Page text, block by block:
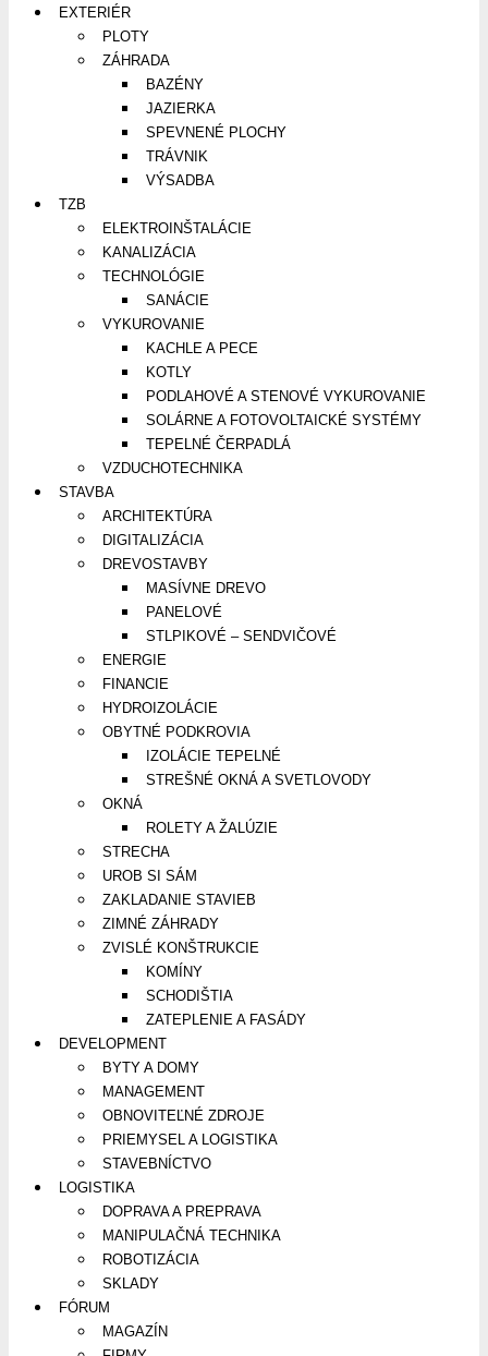
EXTERIÉR
PLOTY
ZÁHRADA
BAZÉNY
JAZIERKA
SPEVNENÉ PLOCHY
TRÁVNIK
VÝSADBA
TZB
ELEKTROINŠTALÁCIE
KANALIZÁCIA
TECHNOLÓGIE
SANÁCIE
VYKUROVANIE
KACHLE A PECE
KOTLY
PODLAHOVÉ A STENOVÉ VYKUROVANIE
SOLÁRNE A FOTOVOLTAICKÉ SYSTÉMY
TEPELNÉ ČERPADLÁ
VZDUCHOTECHNIKA
STAVBA
ARCHITEKTÚRA
DIGITALIZÁCIA
DREVOSTAVBY
MASÍVNE DREVO
PANELOVÉ
STLPIKOVÉ – SENDVIČOVÉ
ENERGIE
FINANCIE
HYDROIZOLÁCIE
OBYTNÉ PODKROVIA
IZOLÁCIE TEPELNÉ
STREŠNÉ OKNÁ A SVETLOVODY
OKNÁ
ROLETY A ŽALÚZIE
STRECHA
UROB SI SÁM
ZAKLADANIE STAVIEB
ZIMNÉ ZÁHRADY
ZVISLÉ KONŠTRUKCIE
KOMÍNY
SCHODIŠTIA
ZATEPLENIE A FASÁDY
DEVELOPMENT
BYTY A DOMY
MANAGEMENT
OBNOVITEĽNÉ ZDROJE
PRIEMYSEL A LOGISTIKA
STAVEBNÍCTVO
LOGISTIKA
DOPRAVA A PREPRAVA
MANIPULAČNÁ TECHNIKA
ROBOTIZÁCIA
SKLADY
FÓRUM
MAGAZÍN